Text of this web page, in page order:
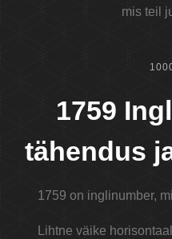
mis teil
1759
tähendus
1759 on inglinumber,
Lihtne väike